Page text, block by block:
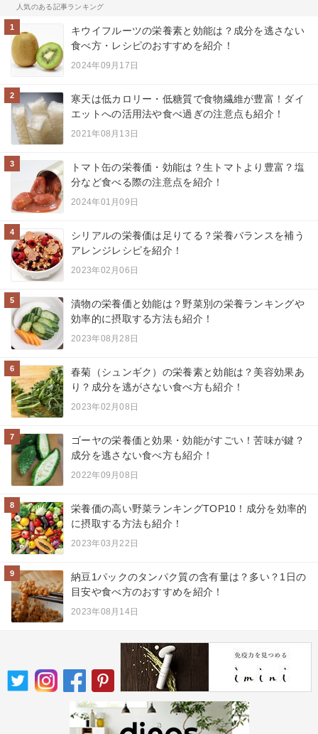
人気のある記事ランキング
1
キウイフルーツの栄養素と効能は？成分を逃さない
食べ方・レシピのおすすめを紹介！
2024年09月17日
2
寒天は低カロリー・低糖質で食物繊維が豊富！ダイ
エットへの活用法や食べ過ぎの注意点も紹介！
2021年08月13日
3
トマト缶の栄養価・効能は？生トマトより豊富？塩
分など食べる際の注意点を紹介！
2024年01月09日
4
シリアルの栄養価は足りてる？栄養バランスを補う
アレンジレシピを紹介！
2023年02月06日
5
漬物の栄養価と効能は？野菜別の栄養ランキングや
効率的に摂取する方法も紹介！
2023年08月28日
6
春菊（シュンギク）の栄養素と効能は？美容効果あ
り？成分を逃がさない食べ方も紹介！
2023年02月08日
7
ゴーヤの栄養価と効果・効能がすごい！苦味が鍵？
成分を逃さない食べ方も紹介！
2022年09月08日
8
栄養価の高い野菜ランキングTOP10！成分を効率的
に摂取する方法も紹介！
2023年03月22日
9
納豆1パックのタンパク質の含有量は？多い？1日の
目安や食べ方のおすすめを紹介！
2023年08月14日